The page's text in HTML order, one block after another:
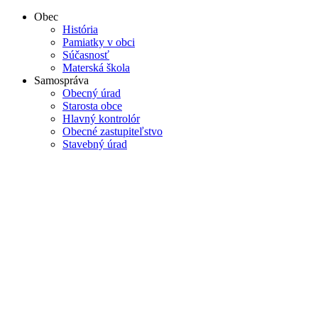
Obec
História
Pamiatky v obci
Súčasnosť
Materská škola
Samospráva
Obecný úrad
Starosta obce
Hlavný kontrolór
Obecné zastupiteľstvo
Stavebný úrad